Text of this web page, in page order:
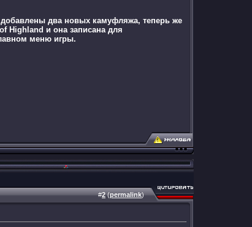
два новых камуфляжа, теперь же
Highland и она записана для
меню игры.
#2(permalink)